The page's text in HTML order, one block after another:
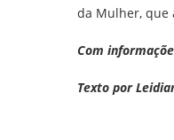
da Mulher, que
Com
Texto por